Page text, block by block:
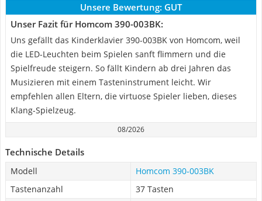
Unsere Bewertung: GUT
Unser Fazit für Homcom ‎390-003BK:
Uns gefällt das Kinderklavier 390-003BK von Homcom, weil
die LED-Leuchten beim Spielen sanft flimmern und die
Spielfreude steigern. So fällt Kindern ab drei Jahren das
Musizieren mit einem Tasteninstrument leicht. Wir
empfehlen allen Eltern, die virtuose Spieler lieben, dieses
Klang-Spielzeug.
08/2026
Technische Details
Modell
Homcom ‎390-003BK
Tastenanzahl
37 Tasten